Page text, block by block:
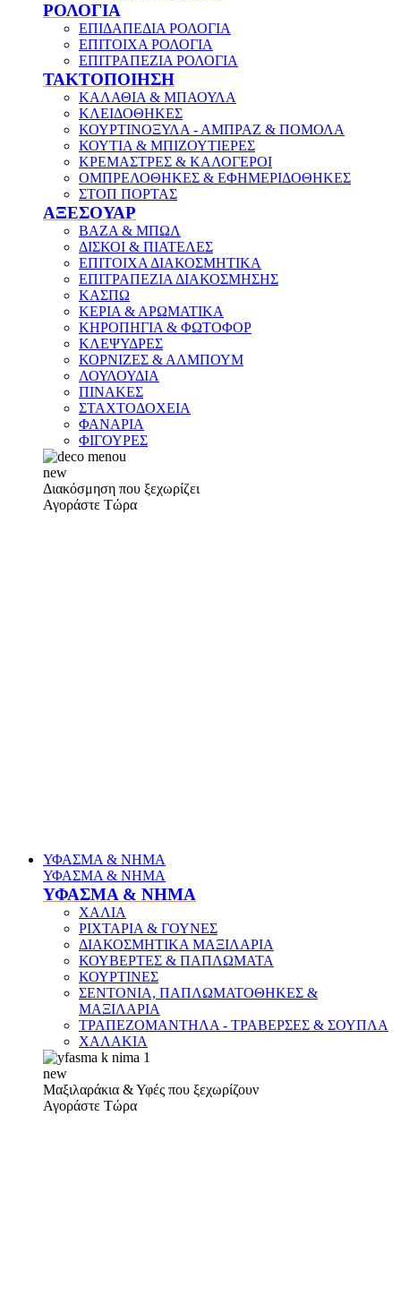
ΡΟΛΟΓΙΑ
ΕΠΙΔΑΠΕΔΙΑ ΡΟΛΟΓΙΑ
ΕΠΙΤΟΙΧΑ ΡΟΛΟΓΙΑ
ΕΠΙΤΡΑΠΕΖΙΑ ΡΟΛΟΓΙΑ
ΤΑΚΤΟΠΟΙΗΣΗ
ΚΑΛΑΘΙΑ & ΜΠΑΟΥΛΑ
ΚΛΕΙΔΟΘΗΚΕΣ
ΚΟΥΡΤΙΝΟΞΥΛΑ - ΑΜΠΡΑΖ & ΠΟΜΟΛΑ
ΚΟΥΤΙΑ & ΜΠΙΖΟΥΤΙΕΡΕΣ
ΚΡΕΜΑΣΤΡΕΣ & ΚΑΛΟΓΕΡΟΙ
ΟΜΠΡΕΛΟΘΗΚΕΣ & ΕΦΗΜΕΡΙΔΟΘΗΚΕΣ
ΣΤΟΠ ΠΟΡΤΑΣ
ΑΞΕΣΟΥΑΡ
ΒΑΖΑ & ΜΠΩΛ
ΔΙΣΚΟΙ & ΠΙΑΤΕΛΕΣ
ΕΠΙΤΟΙΧΑ ΔΙΑΚΟΣΜΗΤΙΚΑ
ΕΠΙΤΡΑΠΕΖΙΑ ΔΙΑΚΟΣΜΗΣΗΣ
ΚΑΣΠΩ
ΚΕΡΙΑ & ΑΡΩΜΑΤΙΚΑ
ΚΗΡΟΠΗΓΙΑ & ΦΩΤΟΦΟΡ
ΚΛΕΨΥΔΡΕΣ
ΚΟΡΝΙΖΕΣ & ΑΛΜΠΟΥΜ
ΛΟΥΛΟΥΔΙΑ
ΠΙΝΑΚΕΣ
ΣΤΑΧΤΟΔΟΧΕΙΑ
ΦΑΝΑΡΙΑ
ΦΙΓΟΥΡΕΣ
new
Διακόσμηση που ξεχωρίζει
Αγοράστε Τώρα
ΥΦΑΣΜΑ & ΝΗΜΑ
ΥΦΑΣΜΑ & ΝΗΜΑ
ΥΦΑΣΜΑ & ΝΗΜΑ
ΧΑΛΙΑ
ΡΙΧΤΑΡΙΑ & ΓΟΥΝΕΣ
ΔΙΑΚΟΣΜΗΤΙΚΑ ΜΑΞΙΛΑΡΙΑ
ΚΟΥΒΕΡΤΕΣ & ΠΑΠΛΩΜΑΤΑ
ΚΟΥΡΤΙΝΕΣ
ΣΕΝΤΟΝΙΑ, ΠΑΠΛΩΜΑΤΟΘΗΚΕΣ &
ΜΑΞΙΛΑΡΙΑ
ΤΡΑΠΕΖΟΜΑΝΤΗΛΑ - ΤΡΑΒΕΡΣΕΣ & ΣΟΥΠΛΑ
ΧΑΛΑΚΙΑ
new
Μαξιλαράκια & Υφές που ξεχωρίζουν
Αγοράστε Τώρα